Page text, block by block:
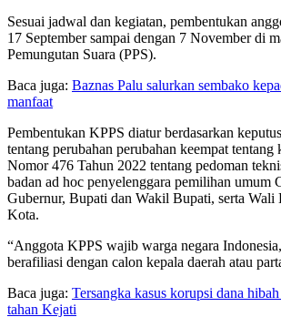
Sesuai jadwal dan kegiatan, pembentukan
17 September sampai dengan 7 November di
Pemungutan Suara (PPS).
Baca juga: Baznas Palu salurkan sembako
manfaat
Pembentukan KPPS diatur berdasarkan
tentang perubahan perubahan keempat
Nomor 476 Tahun 2022 tentang pedoman
badan ad hoc penyelenggara pemilihan umum
Gubernur, Bupati dan Wakil Bupati, serta
Kota.
“Anggota KPPS wajib warga negara
berafiliasi dengan calon kepala daerah atau
Baca juga: Tersangka kasus korupsi dana
tahan Kejati